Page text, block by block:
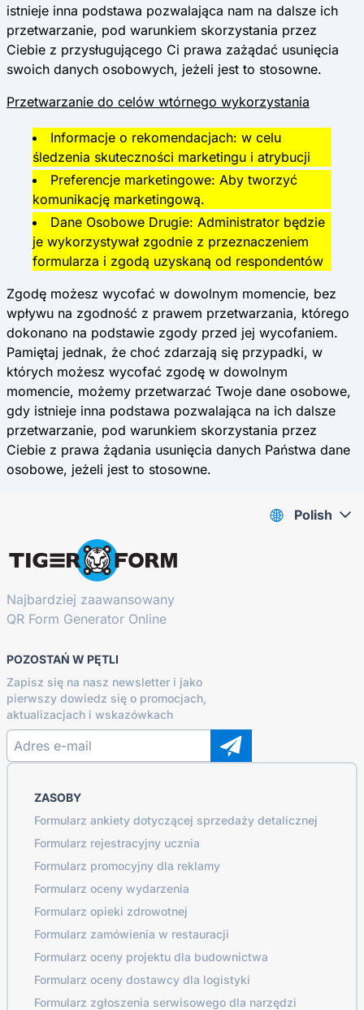
istnieje inna podstawa pozwalająca nam na dalsze ich
przetwarzanie, pod warunkiem skorzystania przez
Ciebie z przysługującego Ci prawa zażądać usunięcia
swoich danych osobowych, jeżeli jest to stosowne.
Przetwarzanie do celów wtórnego wykorzystania
Informacje o rekomendacjach: w celu
śledzenia skuteczności marketingu i atrybucji
Preferencje marketingowe: Aby tworzyć
komunikację marketingową.
Dane Osobowe Drugie: Administrator będzie
je wykorzystywał zgodnie z przeznaczeniem
formularza i zgodą uzyskaną od respondentów
Zgodę możesz wycofać w dowolnym momencie, bez
wpływu na zgodność z prawem przetwarzania, którego
dokonano na podstawie zgody przed jej wycofaniem.
Pamiętaj jednak, że choć zdarzają się przypadki, w
których możesz wycofać zgodę w dowolnym
momencie, możemy przetwarzać Twoje dane osobowe,
gdy istnieje inna podstawa pozwalająca na ich dalsze
przetwarzanie, pod warunkiem skorzystania przez
Ciebie z prawa żądania usunięcia danych Państwa dane
osobowe, jeżeli jest to stosowne.
Najbardziej zaawansowany
QR Form Generator Online
POZOSTAŃ W PĘTLI
Zapisz się na nasz newsletter i jako
pierwszy dowiedz się o promocjach,
aktualizacjach i wskazówkach
ZASOBY
Formularz ankiety dotyczącej sprzedaży detalicznej
Formularz rejestracyjny ucznia
Formularz promocyjny dla reklamy
Formularz oceny wydarzenia
Formularz opieki zdrowotnej
Formularz zamówienia w restauracji
Formularz oceny projektu dla budownictwa
Formularz oceny dostawcy dla logistyki
Formularz zgłoszenia serwisowego dla narzędzi
Polish